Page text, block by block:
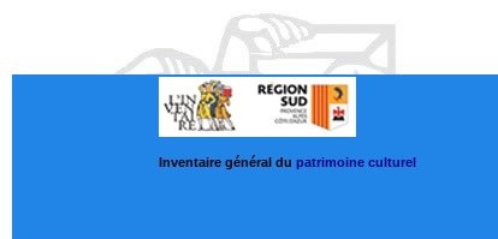
Inventaire général du patrimoine culturel